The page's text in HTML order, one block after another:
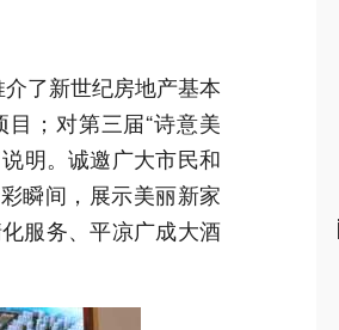
了新世纪房地产基本
；对第三届“诗意美
明。诚邀广大市民和
瞬间，展示美丽新家
服务、平凉广成大酒